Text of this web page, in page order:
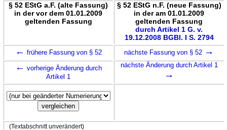
§ 52 EStG a.F. (alte Fassung)
in der vor dem 01.01.2009
geltenden Fassung
§ 52 EStG n.F. (neue Fassung)
in der am 01.01.2009
geltenden Fassung
durch Artikel 1 G. v.
19.12.2008 BGBl. I S. 2794
← frühere Fassung von § 52 nächste Fassung von § 52 →
← vorherige Änderung durch
Artikel 1
nächste Änderung durch Artikel 1
→
(Textabschnitt unverändert)